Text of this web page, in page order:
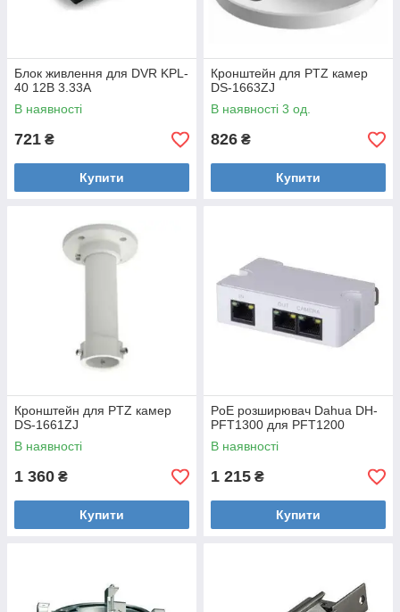
Блок живлення для DVR KPL-
40 12В 3.33А
В наявності
721 ₴
Купити
Кронштейн для PTZ камер
DS-1663ZJ
В наявності 3 од.
826 ₴
Купити
Кронштейн для PTZ камер
DS-1661ZJ
В наявності
1 360 ₴
Купити
PoE розширювач Dahua DH-
PFT1300 для PFT1200
В наявності
1 215 ₴
Купити